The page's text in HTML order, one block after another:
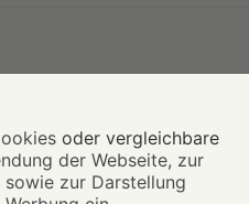
Unternehmensgruppe